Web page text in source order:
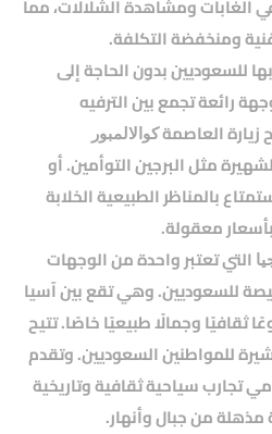
الغابات ومشاهدة الشلالات، مما
ومنخفضة التكلفة.
للسعوديين بدون الحاجة إلى
رائعة تجمع بين الترفيه
زيارة العاصمةكوالالمبور
مثل البرجين التوأمين. أو
بالمناظر الطبيعية الخلابة
معقولة.
التي تعتبر واحدة من الوجهات
للسعوديين. وهي تقع بين آسيا
ثقافيًا وجمالًا طبيعيًا خاصًا. تتيح
للمواطنين السعوديين. وتقدم
تجارب سياحية ثقافية وتاريخية
مذهلة من جبال وأنهار.